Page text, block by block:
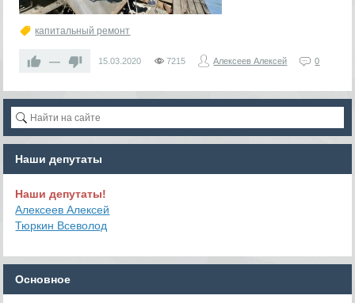
капитальный ремонт
— 15.03.2020 7215 Алексеев Алексей 0
Наши депутаты
Наши депутаты!
Алексеев Алексей
Тюркин Всеволод
Основное